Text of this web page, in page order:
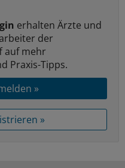
erhalten Ärzte und
der
auf mehr
Praxis-Tipps.
»
»